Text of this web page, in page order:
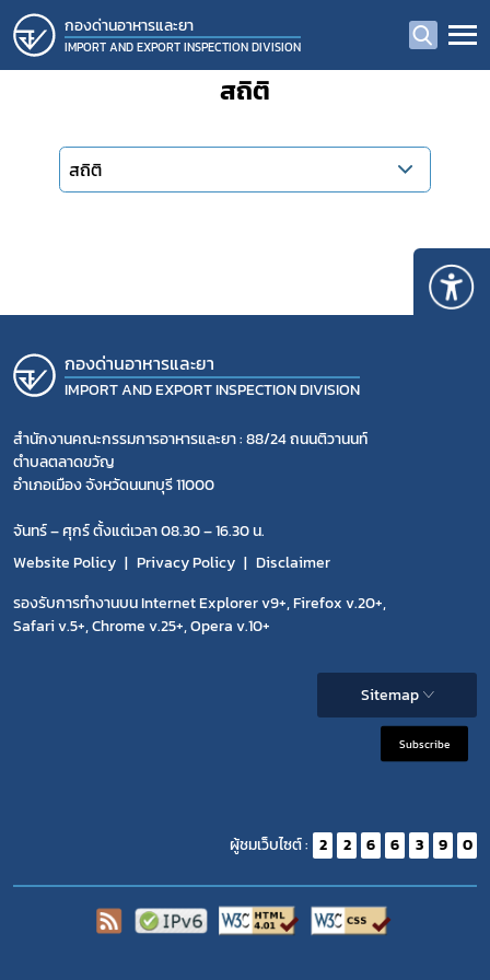
กองด่านอาหารและยา
IMPORT AND EXPORT INSPECTION DIVISION
สถิติ
สถิติ
กองด่านอาหารและยา
IMPORT AND EXPORT INSPECTION DIVISION
สำนักงานคณะกรรมการอาหารและยา : 88/24 ถนนติวานนท์
ตำบลตลาดขวัญ
อำเภอเมือง จังหวัดนนทบุรี 11000
จันทร์ – ศุกร์ ตั้งแต่เวลา 08.30 – 16.30 น.
Website Policy
Privacy Policy
Disclaimer
รองรับการทำงานบน Internet Explorer v9+, Firefox v.20+,
Safari v.5+, Chrome v.25+, Opera v.10+
Sitemap
Subscribe
ผู้ชมเว็บไซต์ : 2 2 6 6 3 9 0
Subscribe
เลือกหัวข้อที่ท่านต้องการ Subscribe
กฎหมาย